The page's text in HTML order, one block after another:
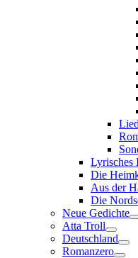
Lyrisches
Die
Aus der
Die
Neue Gedichte
Atta Troll
Deutschland
Romanzero